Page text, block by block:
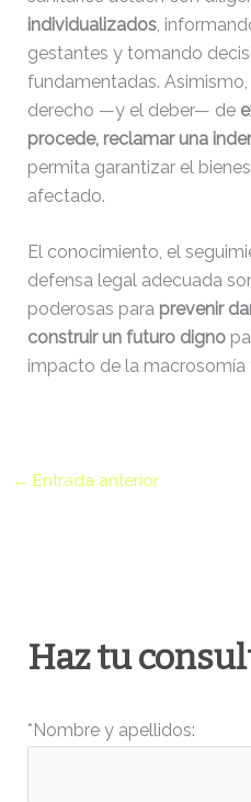
individualizados,
gestantes y tomando
fundamentadas.
derecho —y el deber— de
procede, reclamar una
permita garantizar el
afectado.
El conocimiento, el
defensa legal adecuada
poderosas para prevenir
construir un futuro digno
impacto de la macrosomía
← Entrada anterior
Haz tu
*Nombre y apellidos: